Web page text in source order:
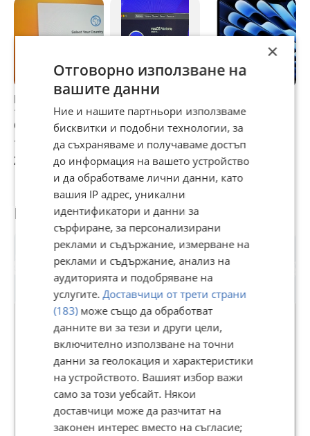
Memory 16 GB
Graphics:
Radeon Pro 560X
MacBook Pro 2017,
13 inch, Space
Grey
150 €
293,37 лв
16" Core i7
MacBook Pro
A2141 (2019)
Space Gray-
i7/16GB
RAM/512GB SSD
На части
170 €
332,49 лв
M5 512GB 16RAM
Midnight нов,
1 300 €
2 542,58 лв
Потребител
Premium
i-dealbg.com
24230рейтинг
В Bazar.BG от 18 февруари 2014г.
Последно активен вчера в 14:18 ч.
Телефон(и):0879940971
×
Отговорно използване на
вашите данни
Ние и нашите партньори използваме
бисквитки и подобни технологии, за
да съхраняваме и получаваме достъп
до информация на вашето устройство
и да обработваме лични данни, като
вашия IP адрес, уникални
идентификатори и данни за
сърфиране, за персонализирани
реклами и съдържание, измерване на
реклами и съдържание, анализ на
аудиторията и подобряване на
услугите.Доставчици от трети страни
(183)може също да обработват
данните ви за тези и други цели,
включително използване на точни
данни за геолокация и характеристики
на устройството. Вашият избор важи
само за този уебсайт. Някои
доставчици може да разчитат на
законен интерес вместо на съгласие;